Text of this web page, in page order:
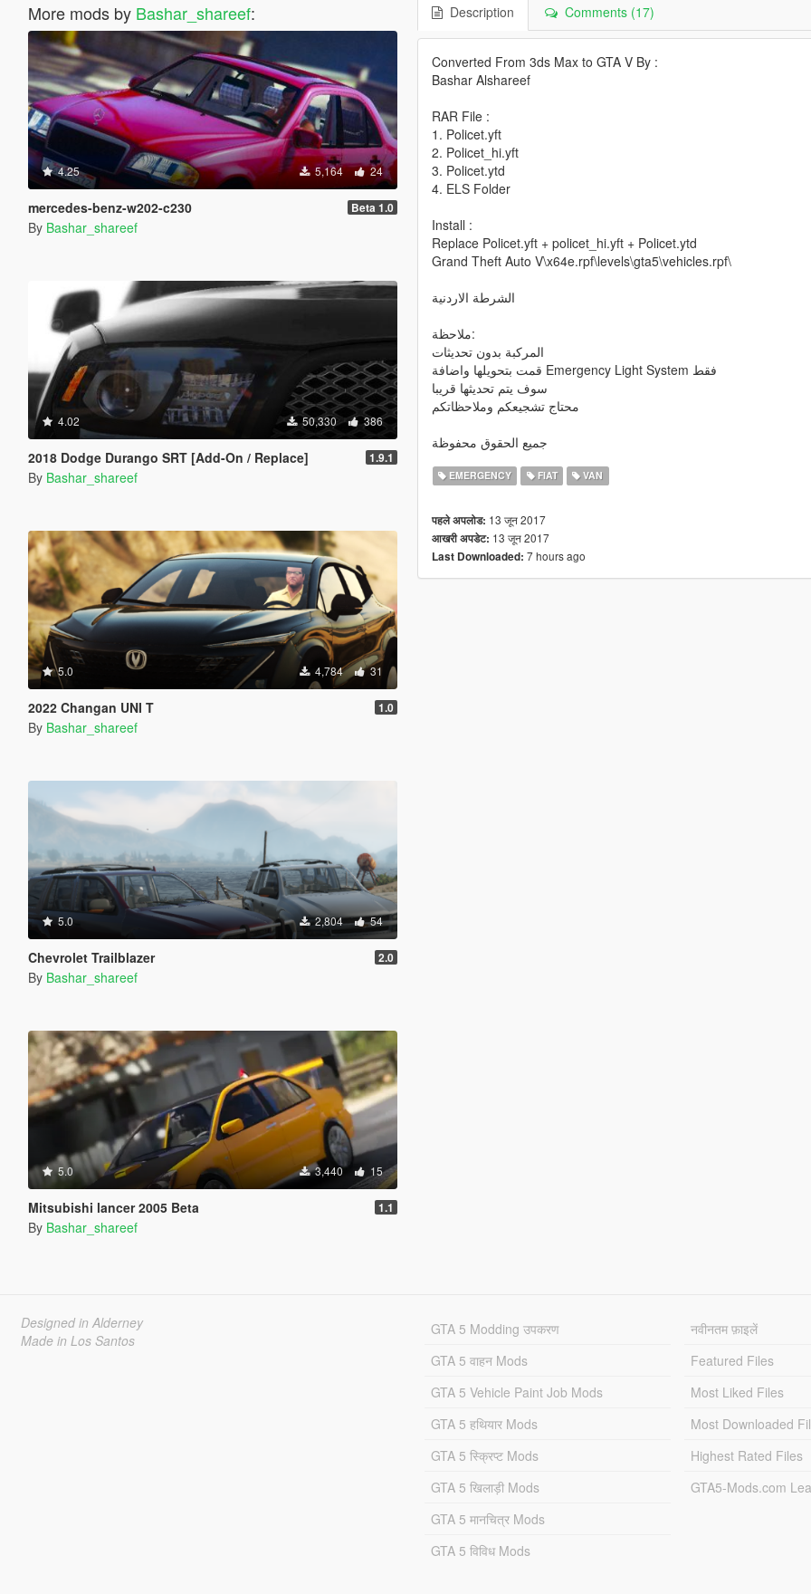
More mods by Bashar_shareef:
4.25 5,164 24
mercedes-benz-w202-c230 Beta 1.0
By Bashar_shareef
4.02 50,330 386
2018 Dodge Durango SRT [Add-On / Replace] 1.9.1
By Bashar_shareef
5.0 4,784 31
2022 Changan UNI T 1.0
By Bashar_shareef
5.0 2,804 54
Chevrolet Trailblazer 2.0
By Bashar_shareef
5.0 3,440 15
Mitsubishi lancer 2005 Beta 1.1
By Bashar_shareef
Description Comments (17)
Converted From 3ds Max to GTA V By :
Bashar Alshareef
RAR File :
1. Policet.yft
2. Policet_hi.yft
3. Policet.ytd
4. ELS Folder
Install :
Replace Policet.yft + policet_hi.yft + Policet.ytd
Grand Theft Auto V\x64e.rpf\levels\gta5\vehicles.rpf\
الشرطة الاردنية
ملاحظة:
المركبة بدون تحديثات
قمت بتحويلها واضافة Emergency Light System فقط
سوف يتم تحديثها قريبا
محتاج تشجيعكم وملاحظاتكم
جميع الحقوق محفوظة
EMERGENCY FIAT VAN
पहले अपलोड: 13 जून 2017
आखरी अपडेट: 13 जून 2017
Last Downloaded: 7 hours ago
Designed in Alderney
Made in Los Santos
GTA 5 Modding उपकरण
GTA 5 वाहन Mods
GTA 5 Vehicle Paint Job Mods
GTA 5 हथियार Mods
GTA 5 स्क्रिप्ट Mods
GTA 5 खिलाड़ी Mods
GTA 5 मानचित्र Mods
GTA 5 विविध Mods
नवीनतम फ़ाइलें
Featured Files
Most Liked Files
Most Downloaded
Highest Rated Files
GTA5-Mods.com